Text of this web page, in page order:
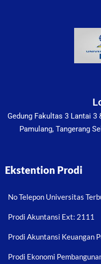
Gedung Fakultas 3 Lantai 3
Pamulang, Tangerang
Ekstention Prodi
No Telepon Universitas
Prodi Akuntansi Ext: 2111
Prodi Akuntansi Keuangan
Prodi Ekonomi